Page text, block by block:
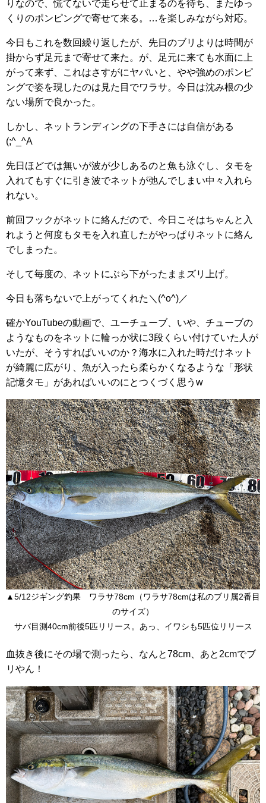
りなので、慌てないで走らせて止まるのを待ち、またゆっ
くりのポンピングで寄せて来る。…を楽しみながら対応。
今日もこれを数回繰り返したが、先日のブリよりは時間が
掛からず足元まで寄せて来た。が、足元に来ても水面に上
がって来ず、これはさすがにヤバいと、やや強めのポンピ
ングで姿を現したのは見た目でワラサ。今日は沈み根の少
ない場所で良かった。
しかし、ネットランディングの下手さには自信がある
(;^_^A
先日ほどでは無いが波が少しあるのと魚も泳ぐし、タモを
入れてもすぐに引き波でネットが弛んでしまい中々入れら
れない。
前回フックがネットに絡んだので、今日こそはちゃんと入
れようと何度もタモを入れ直したがやっぱりネットに絡ん
でしまった。
そして毎度の、ネットにぶら下がったままズリ上げ。
今日も落ちないで上がってくれた＼(^o^)／
確かYouTubeの動画で、ユーチューブ、いや、チューブの
ようなものをネットに輪っか状に3段くらい付けていた人が
いたが、そうすればいいのか？海水に入れた時だけネット
が綺麗に広がり、魚が入ったら柔らかくなるような「形状
記憶タモ」があればいいのにとつくづく思うw
▲5/12ジギング釣果 ワラサ78cm（ワラサ78cmは私のブリ属2番目
のサイズ）
サバ目測40cm前後5匹リリース。あっ、イワシも5匹位リリース
血抜き後にその場で測ったら、なんと78cm、あと2cmでブ
リやん！